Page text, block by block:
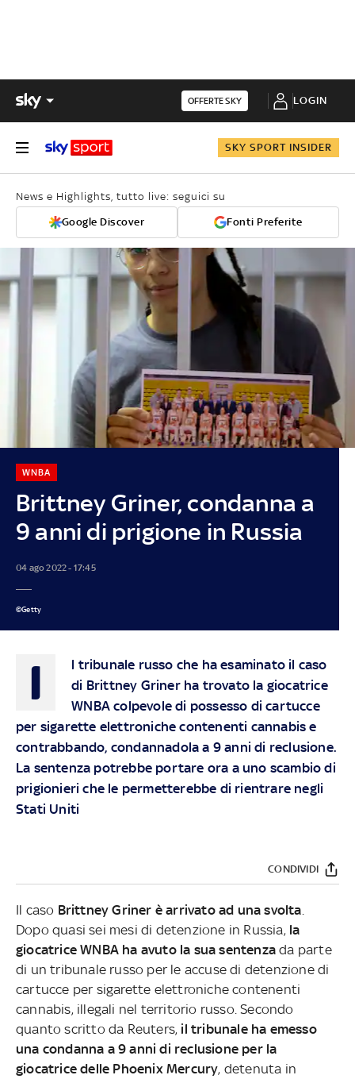
OFFERTE SKY LOGIN
SKY SPORT INSIDER
News e Highlights, tutto live: seguici su
Google Discover Fonti Preferite
Brittney Griner, condanna a
9 anni di prigione in Russia
WNBA
04 ago 2022 - 17:45
©Getty
I
l tribunale russo che ha esaminato il caso
di Brittney Griner ha trovato la giocatrice
WNBA colpevole di possesso di cartucce
per sigarette elettroniche contenenti cannabis e
contrabbando, condannadola a 9 anni di reclusione.
La sentenza potrebbe portare ora a uno scambio di
prigionieri che le permetterebbe di rientrare negli
Stati Uniti
CONDIVIDI
Il caso Brittney Griner è arrivato ad una svolta
Dopo quasi sei mesi di detenzione in Russia, la
giocatrice WNBA ha avuto la sua sentenza da parte
di un tribunale russo per le accuse di detenzione di
cartucce per sigarette elettroniche contenenti
cannabis, illegali nel territorio russo. Secondo
quanto scritto da Reuters, il tribunale ha emesso
una condanna a 9 anni di reclusione per la
giocatrice delle Phoenix Mercury, detenuta in